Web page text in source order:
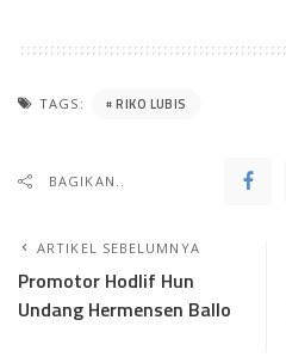
TAGS: RIKO LUBIS
BAGIKAN..
ARTIKEL SEBELUMNYA
Promotor Hodlif Hun
Undang Hermensen Ballo